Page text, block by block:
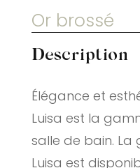
Or brossé
Description
Élégance et
Luisa est la
salle de bain.
Luisa est